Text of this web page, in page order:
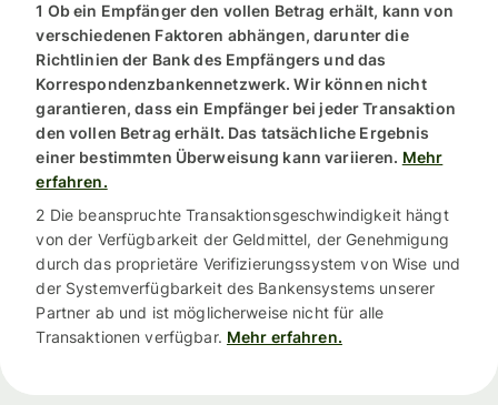
1 Ob ein Empfänger den vollen Betrag erhält, kann von
verschiedenen Faktoren abhängen, darunter die
Richtlinien der Bank des Empfängers und das
Korrespondenzbankennetzwerk. Wir können nicht
garantieren, dass ein Empfänger bei jeder Transaktion
den vollen Betrag erhält. Das tatsächliche Ergebnis
einer bestimmten Überweisung kann variieren. Mehr
erfahren.
2 Die beanspruchte Transaktionsgeschwindigkeit hängt
von der Verfügbarkeit der Geldmittel, der Genehmigung
durch das proprietäre Verifizierungssystem von Wise und
der Systemverfügbarkeit des Bankensystems unserer
Partner ab und ist möglicherweise nicht für alle
Transaktionen verfügbar. Mehr erfahren.